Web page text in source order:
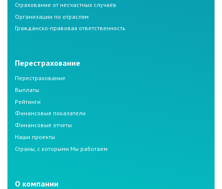
Страхование от несчастных случаев
Организации по отраслям
Гражданско-правовая ответственность
Перестрахование
Перестрахование
Выплаты
Рейтинги
Финансовые показатели
Финансовые отчеты
Наши проекты
Страны, с которыми Мы работаем
О компании